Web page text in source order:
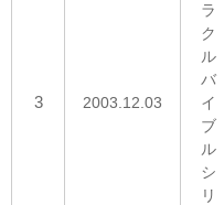
3 2003.12.03
ラ
ク
ル
バ
イ
ブ
ル
シ
リ